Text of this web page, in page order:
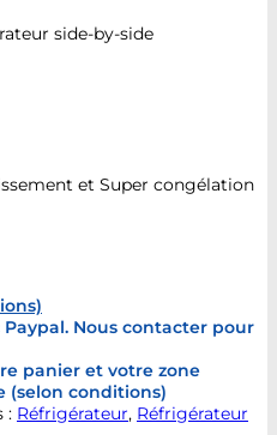
side-by-side
et Super congélation
Paypal. Nous contacter pour
panier et votre zone
(selon conditions)
: Réfrigérateur, Réfrigérateur